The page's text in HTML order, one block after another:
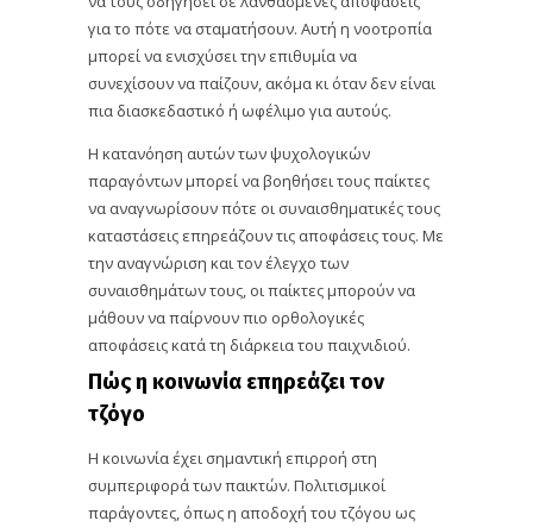
για το πότε να σταματήσουν. Αυτή η νοοτροπία
μπορεί να ενισχύσει την επιθυμία να
συνεχίσουν να παίζουν, ακόμα κι όταν δεν είναι
πια διασκεδαστικό ή ωφέλιμο για αυτούς.
Η κατανόηση αυτών των ψυχολογικών
παραγόντων μπορεί να βοηθήσει τους παίκτες
να αναγνωρίσουν πότε οι συναισθηματικές τους
καταστάσεις επηρεάζουν τις αποφάσεις τους. Με
την αναγνώριση και τον έλεγχο των
συναισθημάτων τους, οι παίκτες μπορούν να
μάθουν να παίρνουν πιο ορθολογικές
αποφάσεις κατά τη διάρκεια του παιχνιδιού.
Πώς η κοινωνία επηρεάζει τον
τζόγο
Η κοινωνία έχει σημαντική επιρροή στη
συμπεριφορά των παικτών. Πολιτισμικοί
παράγοντες, όπως η αποδοχή του τζόγου ως